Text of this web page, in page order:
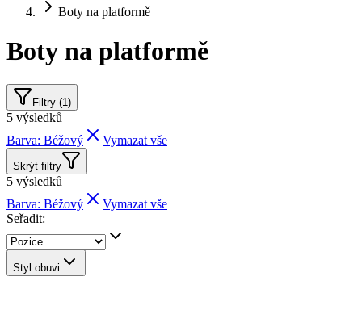
Boty na platformě
Boty na platformě
Filtry (1)
5 výsledků
Barva: Béžový
Vymazat vše
Skrýt filtry
5 výsledků
Barva: Béžový
Vymazat vše
Seřadit:
Styl obuvi